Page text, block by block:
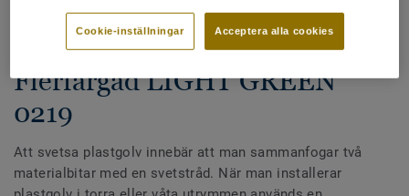
Svetstråd - Homogena &
heterogena plastgolv -
Flerfärgad LIGHT GREEN
0219
Att svetsa plastgolv innebär att man sammanfogar två
materialbitar med en svetstråd. När man installerar
Acceptera alla cookies
Cookie-inställningar